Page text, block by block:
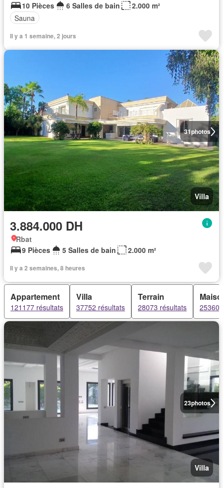
10 Pièces
6 Salles de bain
2.000 m²
Sauna
Il y a 1 semaine, 2 jours
31photos
Villa
3.884.000 DH
Rbat
9 Pièces
5 Salles de bain 2.000 m²
Il y a 2 semaines, 8 heures
Appartement
121177 résultats
Villa
37752 résultats
Terrain
28073 résultats 25360
23photos
Villa